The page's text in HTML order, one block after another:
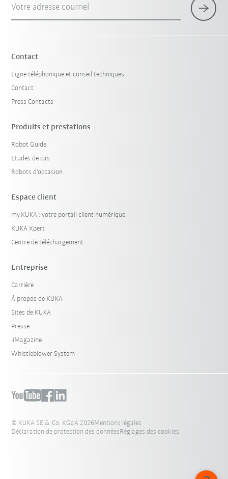
Votre adresse courriel
Contact
Ligne téléphonique et conseil techniques
Contact
Press Contacts
Produits et prestations
Robot Guide
Etudes de cas
Robots d'occasion
Espace client
my.KUKA : votre portail client numérique
KUKA Xpert
Centre de téléchargement
Entreprise
Carrière
À propos de KUKA
Sites de KUKA
Presse
iiMagazine
Whistleblower System
© KUKA SE & Co. KGaA 2026Mentions légales
Déclaration de protection des données Réglages des cookies